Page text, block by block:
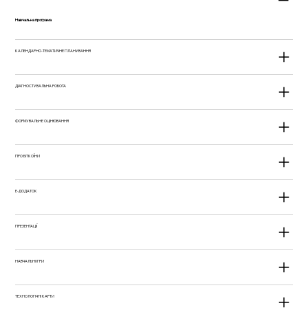
Навчальна програма
КАЛЕНДАРНО-ТЕМАТИЧНЕ ПЛАНУВАННЯ
ДІАГНОСТУВАЛЬНА РОБОТА
ФОРМУВАЛЬНЕ ОЦІНЮВАННЯ
ПРО БІТКОЇНИ
Е-ДОДАТОК
ПРЕЗЕНТАЦІЇ
НАВЧАЛЬНІ ІГРИ
ТЕХНОЛОГІЧНІ КАРТИ